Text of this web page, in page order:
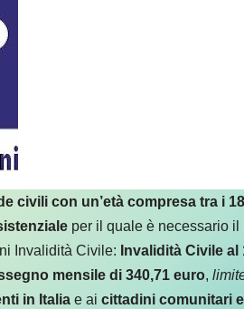
civili con un’età compresa tra i
per il quale è necessario il
Invalidità Civile: Invalidità Civile
mensile di 340,71 euro,
in Italia e ai cittadini comunitari